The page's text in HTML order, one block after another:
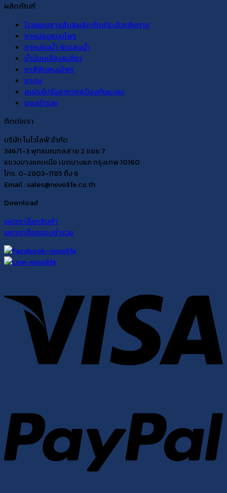
ผลิตภัณฑ์
โรลออนสารส้ม&ผลิตภัณฑ์ระงับกลิ่นกาย
ยาหม่องสมุนไพร
ยาหม่องน้ำ พิมเสนน้ำ
น้ำมันเหลือง&เขียว
ยาสีฟันสมุนไพร
ยาดม
สเปรย์ปรับอากาศ&ป้องกันแมลง
ของชำร่วย
ติดต่อเรา
บริษัท โนโวไลฟ์ จำกัด
346/1-3 พุทธมณฑลสาย 2 ซอย 7
แขวงบางแคเหนือ เขตบางแค กรุงเทพ 10160
โทร. 0-2803-1185 ถึง 6
Email : sales@novolife.co.th
Download
แคตตาล็อกสินค้า
แคตตาล็อกของชำร่วย